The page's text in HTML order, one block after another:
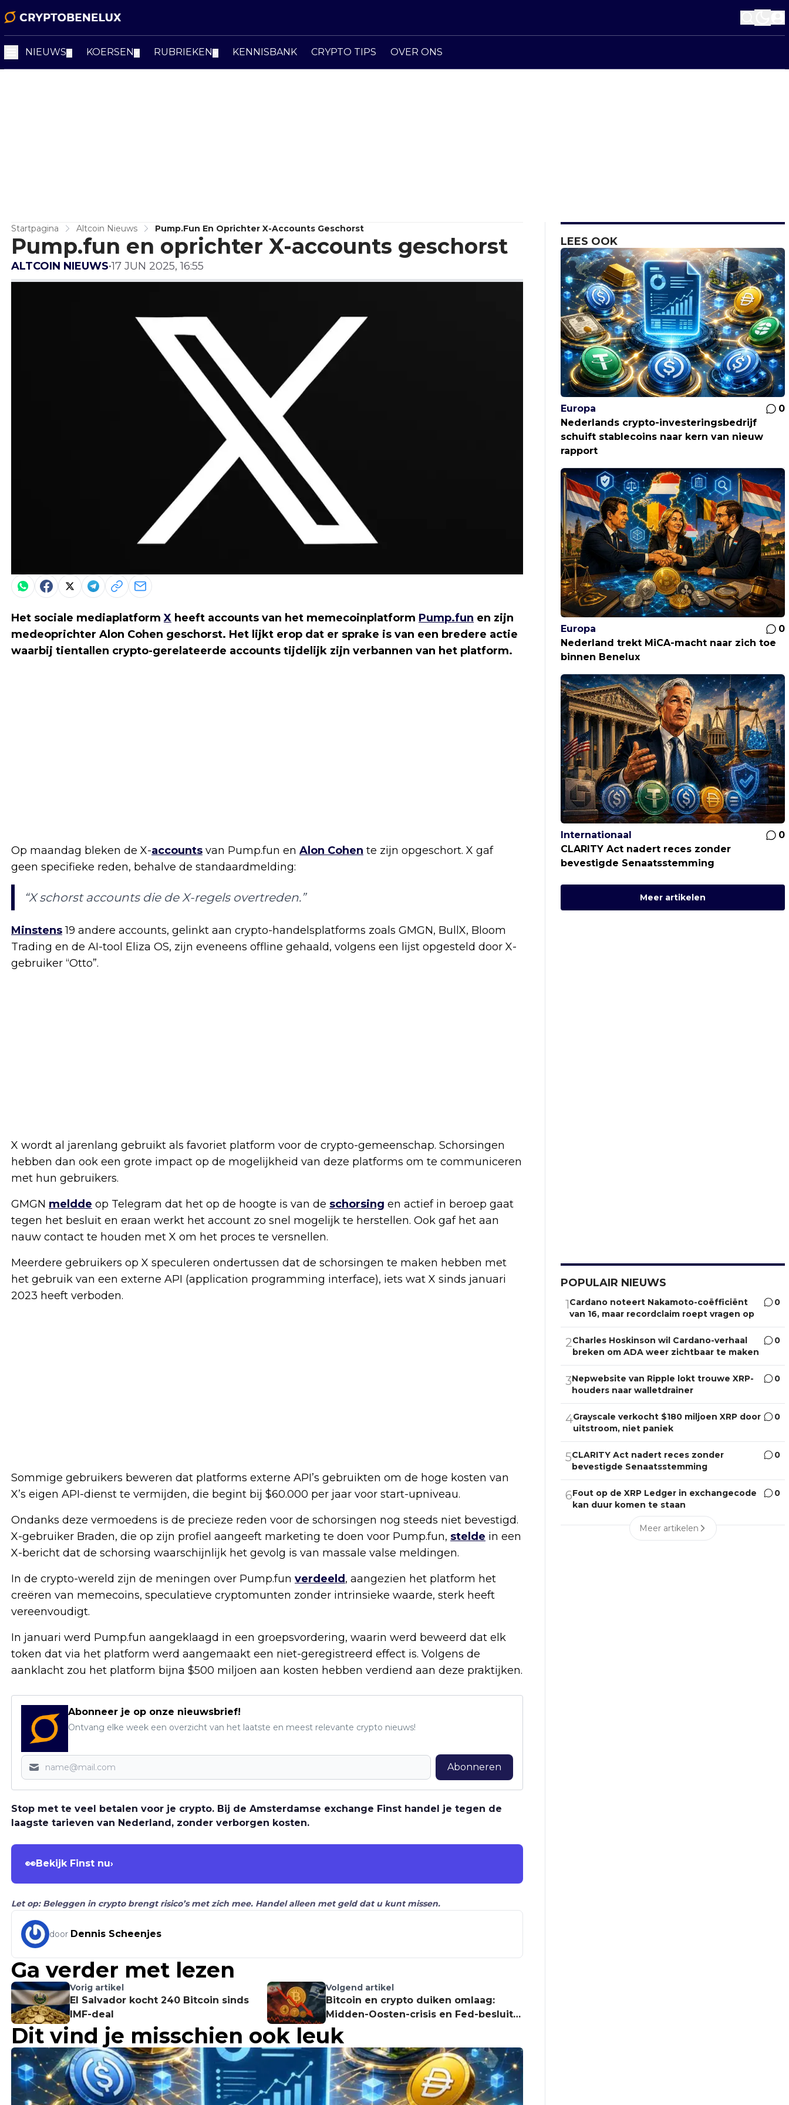
NIEUWS KOERSEN RUBRIEKEN KENNISBANK CRYPTO TIPS OVER ONS
Startpagina Altcoin Nieuws Pump.fun En Oprichter X-Accounts Geschorst
Pump.fun en oprichter X-accounts geschorst
ALTCOIN NIEUWS•17 JUN 2025, 16:55
Het sociale mediaplatformX heeft accounts van het memecoinplatform Pump.fun en zijn
medeoprichter Alon Cohen geschorst. Het lijkt erop dat er sprake is van een bredere actie
waarbij tientallen crypto-gerelateerde accounts tijdelijk zijn verbannen van het platform.
Op maandag bleken de X-accounts van Pump.fun en Alon Cohen te zijn opgeschort. X gaf
geen specifieke reden, behalve de standaardmelding:
“X schorst accounts die de X-regels overtreden.”
Minstens19 andere accounts, gelinkt aan crypto-handelsplatforms zoals GMGN, BullX, Bloom
Trading en de AI-tool Eliza OS, zijn eveneens offline gehaald, volgens een lijst opgesteld door X-
gebruiker “Otto”.
X wordt al jarenlang gebruikt als favoriet platform voor de crypto-gemeenschap. Schorsingen
hebben dan ook een grote impact op de mogelijkheid van deze platforms om te communiceren
met hun gebruikers.
GMGN meldde op Telegram dat het op de hoogte is van de schorsing en actief in beroep gaat
tegen het besluit en eraan werkt het account zo snel mogelijk te herstellen. Ook gaf het aan
nauw contact te houden met X om het proces te versnellen.
Meerdere gebruikers op X speculeren ondertussen dat de schorsingen te maken hebben met
het gebruik van een externe API (application programming interface), iets wat X sinds januari
2023 heeft verboden.
Sommige gebruikers beweren dat platforms externe API’s gebruikten om de hoge kosten van
X’s eigen API-dienst te vermijden, die begint bij $60.000 per jaar voor start-upniveau.
Ondanks deze vermoedens is de precieze reden voor de schorsingen nog steeds niet bevestigd.
X-gebruiker Braden, die op zijn profiel aangeeft marketing te doen voor Pump.fun, stelde in een
X-bericht dat de schorsing waarschijnlijk het gevolg is van massale valse meldingen.
In de crypto-wereld zijn de meningen over Pump.fun verdeeld , aangezien het platform het
creëren van memecoins, speculatieve cryptomunten zonder intrinsieke waarde, sterk heeft
vereenvoudigt.
In januari werd Pump.fun aangeklaagd in een groepsvordering, waarin werd beweerd dat elk
token dat via het platform werd aangemaakt een niet-geregistreerd effect is. Volgens de
aanklacht zou het platform bijna $500 miljoen aan kosten hebben verdiend aan deze praktijken.
Abonneer je op onze nieuwsbrief!
Ontvang elke week een overzicht van het laatste en meest relevante crypto nieuws!
Abonneren
Stop met te veel betalen voor je crypto. Bij de Amsterdamse exchange Finst handel je tegen de
laagste tarieven van Nederland, zonder verborgen kosten.
👀Bekijk Finst nu›
Let op: Beleggen in crypto brengt risico’s met zich mee. Handel alleen met geld dat u kunt missen.
door Dennis Scheenjes
Ga verder met lezen
Vorig artikel
El Salvador kocht 240 Bitcoin sinds
IMF-deal
Volgend artikel
Bitcoin en crypto duiken omlaag:
Midden-Oosten-crisis en Fed-besluit
zorgen voor onrust
Dit vind je misschien ook leuk
LEES OOK
Europa
0
Nederlands crypto-investeringsbedrijf
schuift stablecoins naar kern van nieuw
rapport
Europa
0
Nederland trekt MiCA-macht naar zich toe
binnen Benelux
Internationaal
0
CLARITY Act nadert reces zonder
bevestigde Senaatsstemming
Meer artikelen
POPULAIR NIEUWS
1Cardano noteert Nakamoto-coëfficiënt
van 16, maar recordclaim roept vragen op
0
2Charles Hoskinson wil Cardano-verhaal
breken om ADA weer zichtbaar te maken
0
3Nepwebsite van Ripple lokt trouwe XRP-
houders naar walletdrainer
0
4Grayscale verkocht $180 miljoen XRP door
uitstroom, niet paniek
0
5CLARITY Act nadert reces zonder
bevestigde Senaatsstemming
0
6Fout op de XRP Ledger in exchangecode
kan duur komen te staan
0
Meer artikelen